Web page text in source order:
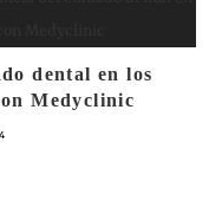
dental en los
Medyclinic